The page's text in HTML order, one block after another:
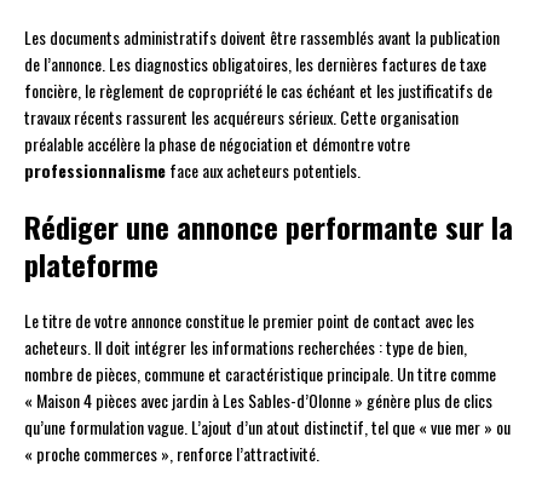
Les documents administratifs doivent être rassemblés avant la publication
de l’annonce. Les diagnostics obligatoires, les dernières factures de taxe
foncière, le règlement de copropriété le cas échéant et les justificatifs de
travaux récents rassurent les acquéreurs sérieux. Cette organisation
préalable accélère la phase de négociation et démontre votre
professionnalismeface aux acheteurs potentiels.
Rédiger une annonce performante sur la
plateforme
Le titre de votre annonce constitue le premier point de contact avec les
acheteurs. Il doit intégrer les informations recherchées : type de bien,
nombre de pièces, commune et caractéristique principale. Un titre comme
« Maison 4 pièces avec jardin à Les Sables-d’Olonne » génère plus de clics
qu’une formulation vague. L’ajout d’un atout distinctif, tel que « vue mer » ou
« proche commerces », renforce l’attractivité.